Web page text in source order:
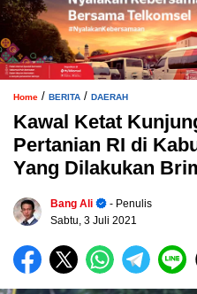
Home / BERITA / DAERAH
Kawal Ketat
Pertanian RI di
Yang Dilakukan
Bang Ali
- Penulis
Sabtu, 3 Juli 2021